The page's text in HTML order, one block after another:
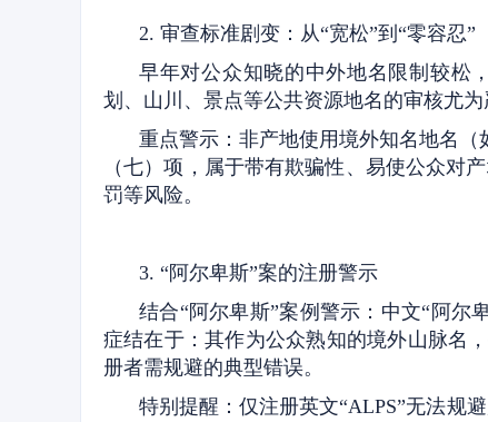
2. 审查标准剧变：从“宽松”到“零容忍”
早年对公众知晓的中外地名限制较松
划、山川、景点等公共资源地名的审核尤
重点警示：非产地使用境外知名地名
（七）项，属于带有欺骗性、易使公众对
罚等风险。
3. “阿尔卑斯”案的注册警示
结合“阿尔卑斯”案例警示：中文“阿尔
症结在于：其作为公众熟知的境外山脉名
册者需规避的典型错误。
特别提醒：仅注册英文“ALPS”无法规